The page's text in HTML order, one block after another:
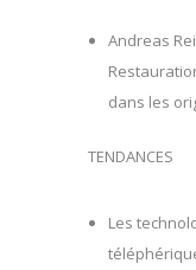
Andreas
dans les
TENDANCES
Les